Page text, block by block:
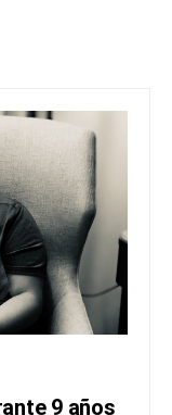
9 años